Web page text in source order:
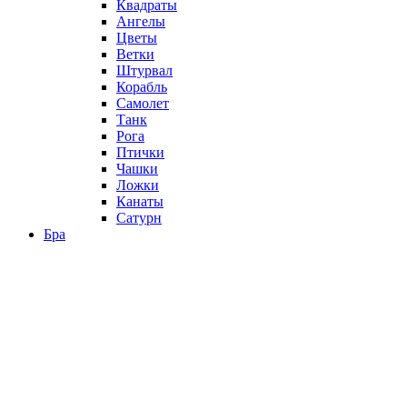
Квадраты
Ангелы
Цветы
Ветки
Штурвал
Корабль
Самолет
Танк
Рога
Птички
Чашки
Ложки
Канаты
Сатурн
Бра